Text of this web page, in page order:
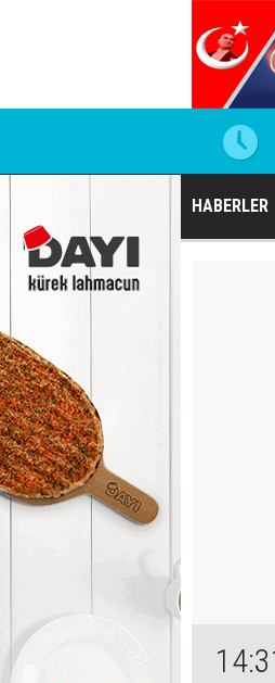
HABERLER